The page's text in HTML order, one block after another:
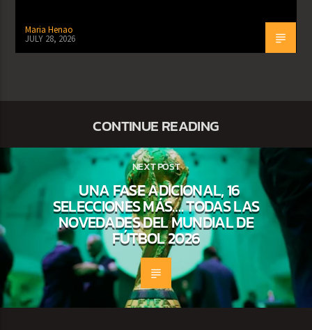
Maria Henao
JULY 28, 2026
CONTINUE READING
NEXT POST
UNA FASE ADICIONAL, 16
SELECCIONES MÁS…. TODAS LAS
NOVEDADES DEL MUNDIAL DE
FÚTBOL 2026